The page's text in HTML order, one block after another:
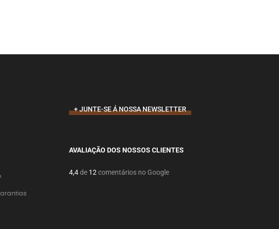
+ JUNTE-SE Á NOSSA NEWSLETTER
AVALIAÇÃO DOS NOSSOS CLIENTES
4,4de 12comentários no Google